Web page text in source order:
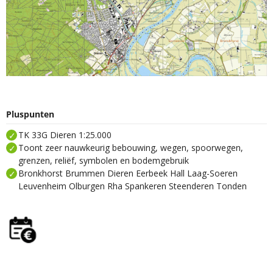
Pluspunten
TK 33G Dieren 1:25.000
Toont zeer nauwkeurig bebouwing, wegen, spoorwegen,
grenzen, reliëf, symbolen en bodemgebruik
Bronkhorst Brummen Dieren Eerbeek Hall Laag-Soeren
Leuvenheim Olburgen Rha Spankeren Steenderen Tonden